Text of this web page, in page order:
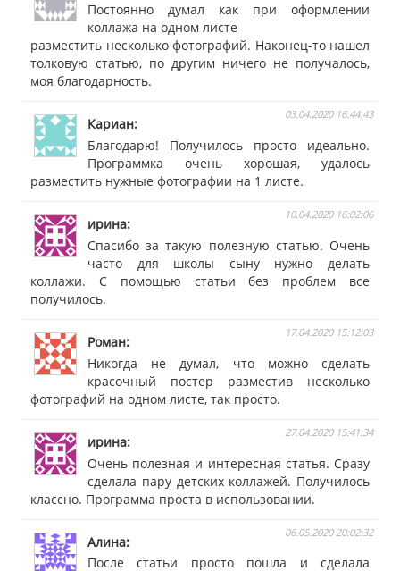
Постоянно думал как при оформлении
коллажа на одном листе
разместить несколько фотографий. Наконец-то нашел
толковую статью, по другим ничего не получалось,
моя благодарность.
Кариан
03.04.2020 16:44:43
Благодарю! Получилось просто идеально.
Программка очень хорошая, удалось
разместить нужные фотографии на 1 листе.
ирина
10.04.2020 16:02:06
Спасибо за такую полезную статью. Очень
часто для школы сыну нужно делать
коллажи. С помощью статьи без проблем все
получилось.
Роман
17.04.2020 15:12:03
Никогда не думал, что можно сделать
красочный постер разместив несколько
фотографий на одном листе, так просто.
ирина
27.04.2020 15:41:34
Очень полезная и интересная статья. Сразу
сделала пару детских коллажей. Получилось
классно. Программа проста в использовании.
Алина
06.05.2020 20:02:32
После статьи просто пошла и сделала